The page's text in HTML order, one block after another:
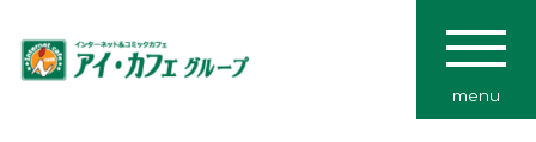
menu